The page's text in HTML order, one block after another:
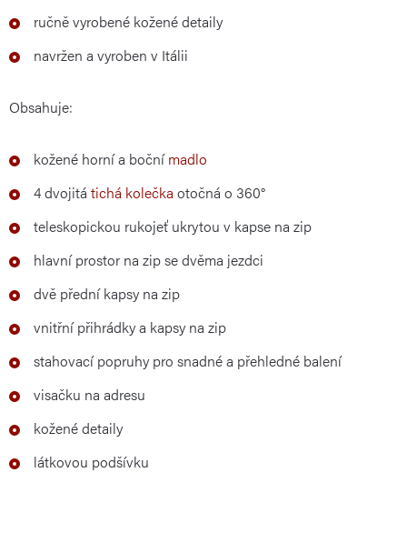
ručně vyrobené kožené detaily
navržen a vyroben v Itálii
Obsahuje:
kožené horní a bočnímadlo
4 dvojitá tichá kolečka otočná o 360°
teleskopickou rukojeť ukrytou v kapse na zip
hlavní prostor na zip se dvěma jezdci
dvě přední kapsy na zip
vnitřní přihrádky a kapsy na zip
stahovací popruhy pro snadné a přehledné balení
visačku na adresu
kožené detaily
látkovou podšívku